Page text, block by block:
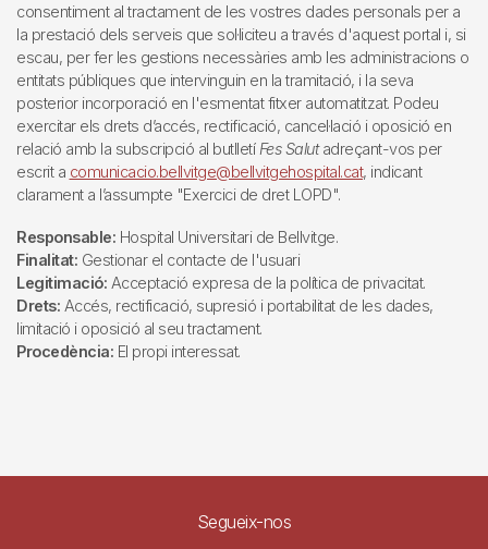
consentiment al tractament de les vostres dades personals per a
la prestació dels serveis que sol·liciteu a través d'aquest portal i, si
escau, per fer les gestions necessàries amb les administracions o
entitats públiques que intervinguin en la tramitació, i la seva
posterior incorporació en l'esmentat fitxer automatitzat. Podeu
exercitar els drets d’accés, rectificació, cancel·lació i oposició en
relació amb la subscripció al butlletí Fes Salutadreçant-vos per
escrit a comunicacio.bellvitge@bellvitgehospital.cat, indicant
clarament a l’assumpte "Exercici de dret LOPD".
Responsable: Hospital Universitari de Bellvitge.
Finalitat: Gestionar el contacte de l'usuari
Legitimació: Acceptació expresa de la política de privacitat.
Drets: Accés, rectificació, supresió i portabilitat de les dades,
limitació i oposició al seu tractament.
Procedència: El propi interessat.
Segueix-nos